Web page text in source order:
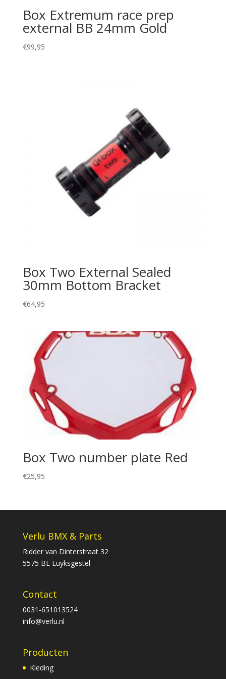
Box Extremum race prep
external BB 24mm Gold
€99,95
Box Two External Sealed
30mm Bottom Bracket
€64,95
Box Two number plate Red
€25,95
Verlu BMX & Parts
Ridder van Dinterstraat 32
5575 BL Luyksgestel
Contact
0031-651013524
info@verlu.nl
Producten
Kleding